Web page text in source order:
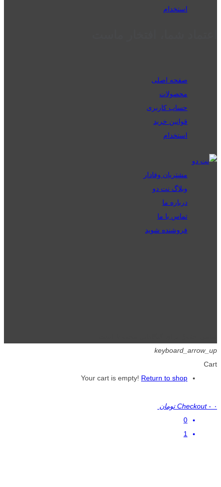
استخدام
صفحه اصلی
محصولات
حساب کاربری
قوانین خرید
استخدام
مشتریان وفادار
وبلاگ نت دو
درباره ما
تماس با ما
فروشنده شوید
keyboard_arrow_up
Cart
Your cart is empty! Return to shop
Checkout - ۰ تومان
0
1